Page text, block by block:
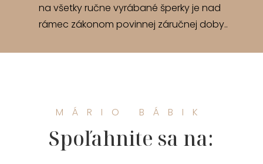
na všetky ručne vyrábané šperky je nad
rámec zákonom povinnej záručnej doby..
MÁRIO BÁBIK
Spoľahnite sa na: